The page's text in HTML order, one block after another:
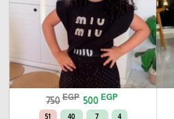
750 EGP 500 EGP
4
7
40
50